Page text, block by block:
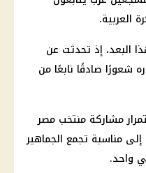
العربية.
إذ تحدثت عن
شعورًا صادقًا نابعًا من
مشاركة منتخب مصر
مناسبة تجمع الجماهير
واحد.